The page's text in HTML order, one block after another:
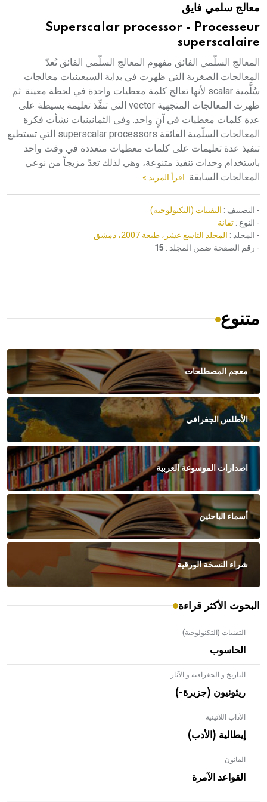
هيئة الموسوعة العربية تطلق موسوعات جديدة في عام 2026معالج سلمي فايق
Superscalar processor - Processeur
superscalaire
المعالج السلّمي الفائق مفهوم المعالج السلّمي الفائق تُعدّ
المعالجات الصغرية التي ظهرت في بداية السبعينيات معالجات
سُلَّمية scalar لأنها تعالج كلمة معطيات واحدة في لحظة معينة. ثم
ظهرت المعالجات المتجهية vector التي تنفِّذ تعليمة بسيطة على
عدة كلمات معطيات في آنٍ واحد. وفي الثمانينيات نشأت فكرة
المعالجات السلّمية الفائقة superscalar processors التي تستطيع
تنفيذ عدة تعليمات على كلمات معطيات متعددة في وقت واحد
باستخدام وحدات تنفيذ متنوعة، وهي لذلك تعدّ مزيجاً من نوعي
المعالجات السابقة. اقرأ المزيد »
- التصنيف : التقنيات (التكنولوجية)
- النوع : تقانة
- المجلد : المجلد التاسع عشر، طبعة 2007، دمشق
- رقم الصفحة ضمن المجلد : 15
متنوع
معجم المصطلحات
الأطلس الجغرافي
اصدارات الموسوعة العربية
أسماء الباحثين
شراء النسخة الورقية
البحوث الأكثر قراءة
التقنيات (التكنولوجية)
الحاسوب
التاريخ و الجغرافية و الآثار
ريئونيون (جزيرة-)
الآداب اللاتينية
إيطالية (الأدب)
القانون
القواعد الآمرة
- هل تعلم أن الأبلق نوع من الفنون الهندسية التي ارتبطت
بالعمارة الإسلامية في بلاد الشام ومصر خاصة، حيث يحرص
المعمار على بناء مداميكه وخاصة في الواجهات